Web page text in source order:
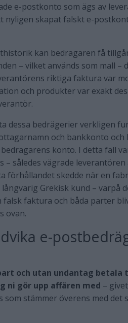
e-postkonto som ägs av
nyligen skapat falskt e-
kan bedragaren få
– vilket används som mall –
riktiga faktura var
och produkter var exakt
dessa bedrägerier verkligen
och bankkonto och
konto. I detta fall
således vägrade
förhållandet skedde när en
Grekisk kund – varpå
faktura och båda parter
ovan.
e-
och utan undantag betala
ni gör upp affären med –
stämmer överens med det